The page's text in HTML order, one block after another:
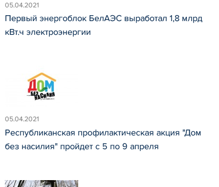
05.04.2021
Первый энергоблок БелАЭС выработал 1,8 млрд
кВт.ч электроэнергии
05.04.2021
Республиканская профилактическая акция "Дом
без насилия" пройдет с 5 по 9 апреля